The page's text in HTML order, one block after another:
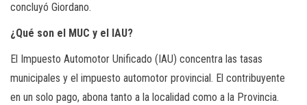
concluyó Giordano.
¿Qué son el MUC y el IAU?
El Impuesto Automotor Unificado (IAU) concentra las tasas
municipales y el impuesto automotor provincial. El contribuyente
en un solo pago, abona tanto a la localidad como a la Provincia.